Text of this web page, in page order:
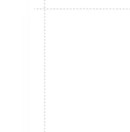
Perfecto para el
Personal y
Apto para toda la